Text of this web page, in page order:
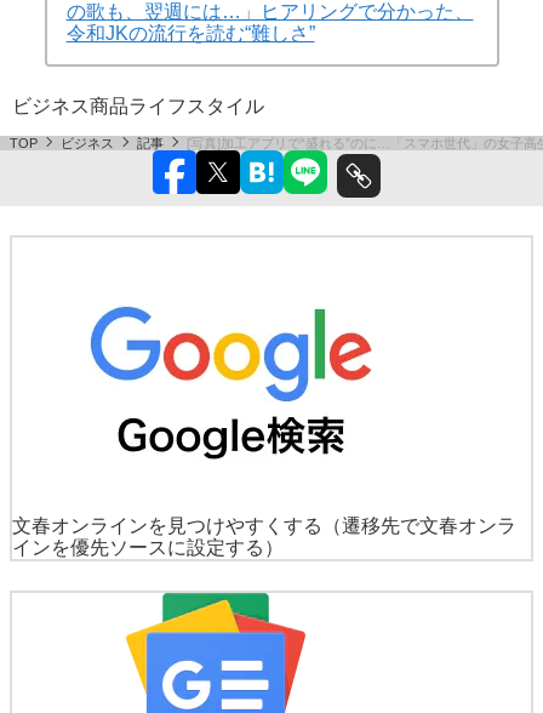
の歌も、翌週には…」ヒアリングで分かった、
令和JKの流行を読む“難しさ”
ビジネス商品ライフスタイル
TOP ビジネス 記事 [写真]加工アプリで“盛れる”のに…「スマホ世代」の女子高
文春オンラインを見つけやすくする
（遷移先で文春オンラ
インを優先ソースに設定する）